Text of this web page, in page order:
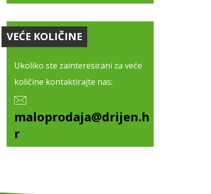
VEĆE KOLIČINE
Ukoliko ste zainteresirani za veće
količine kontaktirajte nas:
maloprodaja@drijen.h
r